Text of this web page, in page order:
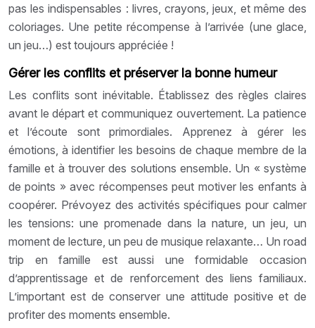
pas les indispensables : livres, crayons, jeux, et même des
coloriages. Une petite récompense à l’arrivée (une glace,
un jeu…) est toujours appréciée !
Gérer les conflits et préserver la bonne humeur
Les conflits sont inévitable. Établissez des règles claires
avant le départ et communiquez ouvertement. La patience
et l’écoute sont primordiales. Apprenez à gérer les
émotions, à identifier les besoins de chaque membre de la
famille et à trouver des solutions ensemble. Un « système
de points » avec récompenses peut motiver les enfants à
coopérer. Prévoyez des activités spécifiques pour calmer
les tensions: une promenade dans la nature, un jeu, un
moment de lecture, un peu de musique relaxante… Un road
trip en famille est aussi une formidable occasion
d’apprentissage et de renforcement des liens familiaux.
L’important est de conserver une attitude positive et de
profiter des moments ensemble.